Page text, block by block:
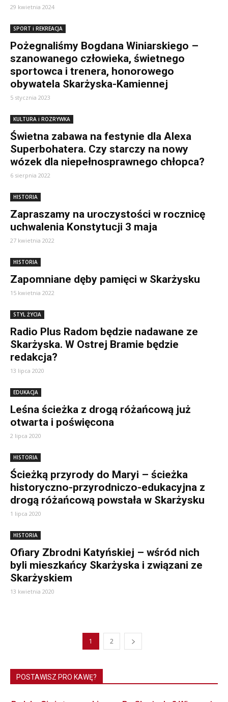
29 kwietnia 2024
SPORT i REKREACJA
Pożegnaliśmy Bogdana Winiarskiego –
szanowanego człowieka, świetnego
sportowca i trenera, honorowego
obywatela Skarżyska-Kamiennej
5 stycznia 2023
KULTURA i ROZRYWKA
Świetna zabawa na festynie dla Alexa
Superbohatera. Czy starczy na nowy
wózek dla niepełnosprawnego chłopca?
6 sierpnia 2022
HISTORIA
Zapraszamy na uroczystości w rocznicę
uchwalenia Konstytucji 3 maja
27 kwietnia 2022
HISTORIA
Zapomniane dęby pamięci w Skarżysku
15 kwietnia 2022
STYL ŻYCIA
Radio Plus Radom będzie nadawane ze
Skarżyska. W Ostrej Bramie będzie
redakcja?
13 lipca 2020
EDUKACJA
Leśna ścieżka z drogą różańcową już
otwarta i poświęcona
2 lipca 2020
HISTORIA
Ścieżką przyrody do Maryi – ścieżka
historyczno-przyrodniczo-edukacyjna z
drogą różańcową powstała w Skarżysku
1 lipca 2020
HISTORIA
Ofiary Zbrodni Katyńskiej – wśród nich
byli mieszkańcy Skarżyska i związani ze
Skarżyskiem
13 kwietnia 2020
1 2
POSTAWISZ PRO KAWĘ?